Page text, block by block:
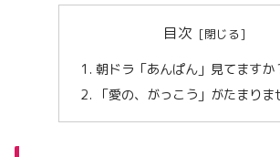
目次
朝ドラ「あんぱん」見てますか
「愛の、がっこう」がたまりま